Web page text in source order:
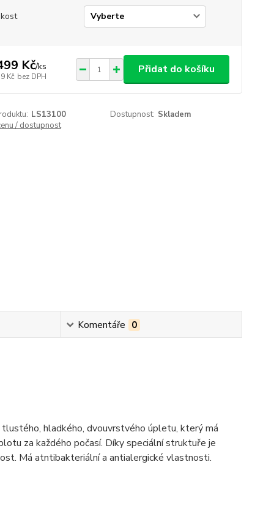
Kč/ks
Kč bez DPH
Přidat do košíku
LS13100 Dostupnost: Skladem
/ dostupnost
Komentáře 0
hladkého, dvouvrstvého úpletu, který má
za každého počasí. Díky speciální struktuře je
Má atntibakteriální a antialergické vlastnosti.